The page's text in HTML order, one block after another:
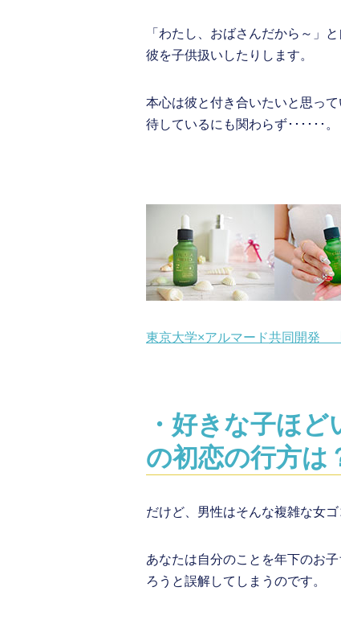
「わたし、おばさんだから～」
彼を子供扱いしたりします。
本心は彼と付き合いたいと思っ
待しているにも関わらず･･････。
東京大学×アルマード共同開発
・好きな子ほ
の初恋の行方は
だけど、男性はそんな複雑な女
あなたは自分のことを年下のお
ろうと誤解してしまうのです。